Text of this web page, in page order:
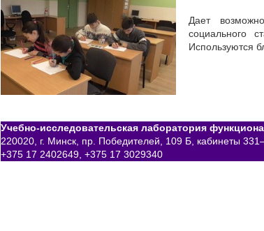
Дает
социального
Используются
Учебно-исследовательская лаборатория
220020, г. Минск, пр. Победителей, 109 Б, кабинеты
+375 17 2402649, +375 17 3029340